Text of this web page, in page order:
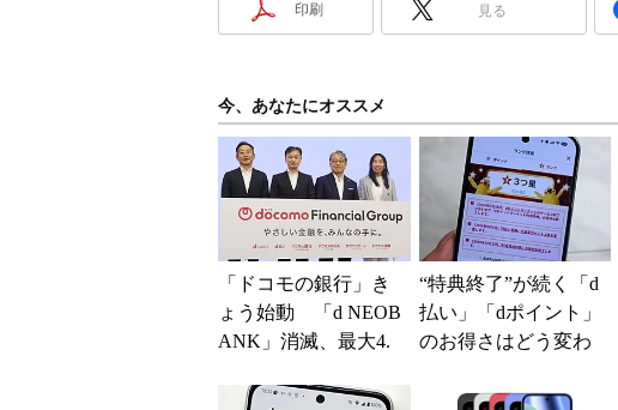
印刷 見る
今、あなたにオススメ
「ドコモの銀行」き
ょう始動 「d NEOB
ANK」消滅、最大4.
解説
“特典終了”が続く「d
払い」「dポイント」
のお得さはどう変わ
「dカード」の利用が